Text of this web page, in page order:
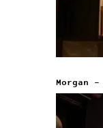
Morgan